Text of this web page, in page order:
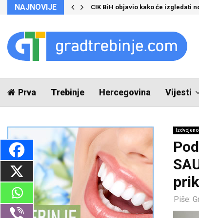
NAJNOVIJE CIK BiH objavio kako će izgledati
Prva Trebinje Hercegovina Vijesti
Izdvojeno
Piše: